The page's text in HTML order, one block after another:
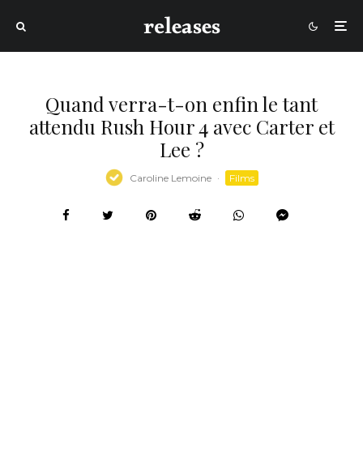
Quand verra-t-on enfin le tant
attendu Rush Hour 4 avec Carter et
Lee ?
Caroline Lemoine · Films